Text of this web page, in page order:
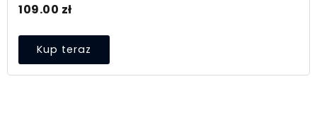
109.00 zł
Kup teraz